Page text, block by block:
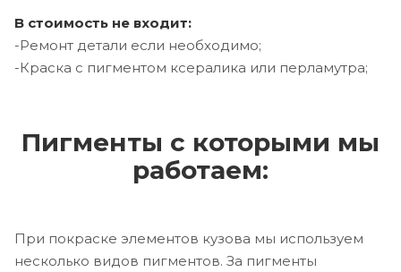
В стоимость не входит:
-Ремонт детали если необходимо;
-Краска с пигментом ксералика или перламутра;
Пигменты с которыми мы
работаем:
При покраске элементов кузова мы используем
несколько видов пигментов. За пигменты